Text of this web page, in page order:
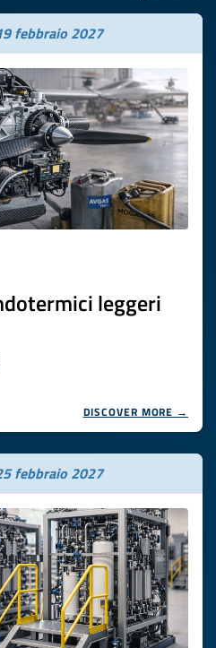
febbraio 2027
leggeri
DISCOVER MORE →
febbraio 2027